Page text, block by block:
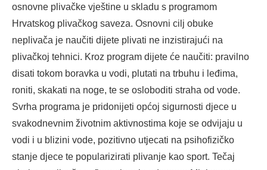
osnovne plivačke vještine u skladu s programom
Hrvatskog plivačkog saveza. Osnovni cilj obuke
neplivača je naučiti dijete plivati ne inzistirajući na
plivačkoj tehnici. Kroz program dijete će naučiti: pravilno
disati tokom boravka u vodi, plutati na trbuhu i leđima,
roniti, skakati na noge, te se osloboditi straha od vode.
Svrha programa je pridonijeti općoj sigurnosti djece u
svakodnevnim životnim aktivnostima koje se odvijaju u
vodi i u blizini vode, pozitivno utjecati na psihofizičko
stanje djece te popularizirati plivanje kao sport. Tečaj